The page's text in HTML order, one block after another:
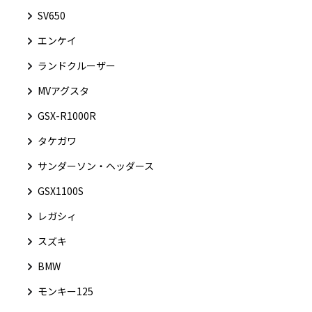
SV650
エンケイ
ランドクルーザー
MVアグスタ
GSX-R1000R
タケガワ
サンダーソン・ヘッダース
GSX1100S
レガシィ
スズキ
BMW
モンキー125